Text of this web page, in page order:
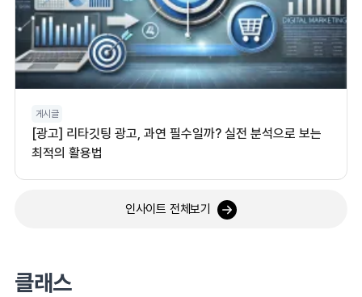
게시글
[광고] 리타깃팅 광고, 과연 필수일까? 실전 분석으로 보는
최적의 활용법
인사이트 전체보기
클래스